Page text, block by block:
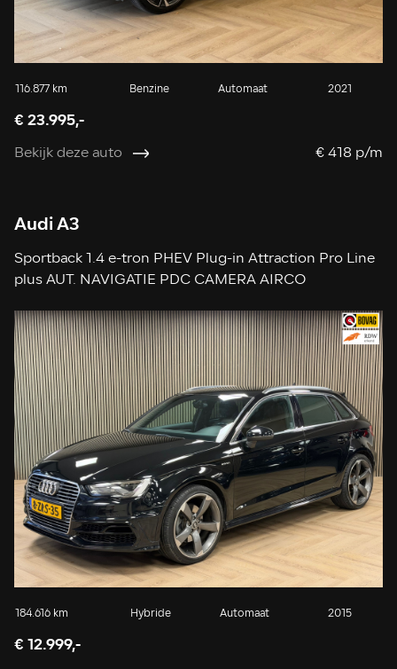
116.877 km Benzine Automaat 2021
€ 23.995,-
Bekijk deze auto € 418 p/m
Audi A3
Sportback 1.4 e-tron PHEV Plug-in Attraction Pro Line
plus AUT. NAVIGATIE PDC CAMERA AIRCO
184.616 km Hybride Automaat 2015
€ 12.999,-